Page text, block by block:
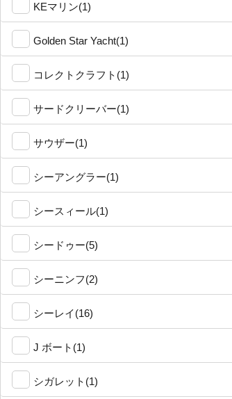
KEマリン(1)
Golden Star Yacht(1)
コレクトクラフト(1)
サードクリーバー(1)
サウザー(1)
シーアングラー(1)
シースィール(1)
シードゥー(5)
シーニンフ(2)
シーレイ(16)
J ボート(1)
シガレット(1)